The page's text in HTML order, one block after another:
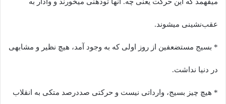
عقب‌نشینی میشوند.
* بسیج مستضعفین از روز اولی که به وجود آمد، هیچ نظیر و مشابهی
در دنیا نداشت.
* هیچ چیز بسیج، وارداتی نیست و حرکتی صددرصد متکی به انقلاب